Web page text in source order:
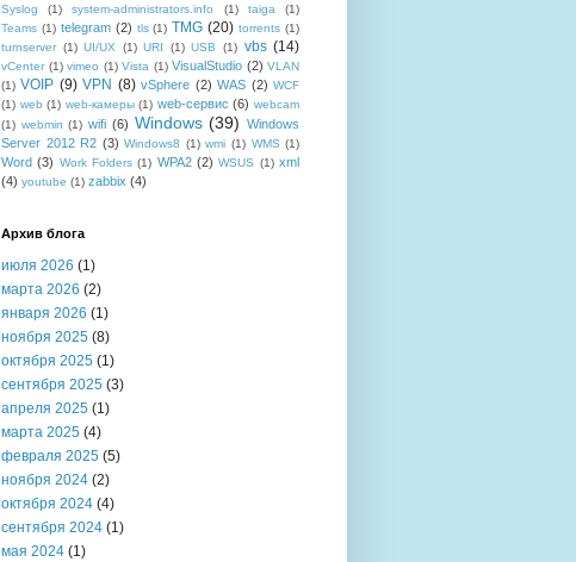
Syslog
(1) system-administrators.info (1) taiga
(1)
Teams (1) telegram (2) tls (1) TMG (20) torrents (1)
turnserver (1) UI/UX (1) URI (1) USB (1) vbs (14)
vCenter (1) vimeo (1) Vista (1) VisualStudio (2) VLAN
(1) VOIP (9) VPN (8) vSphere (2) WAS (2) WCF
(1) web (1) web-камеры (1) web-сервис (6) webcam
(1) webmin (1) wifi (6) Windows (39) Windows
Server 2012 R2 (3) Windows8 (1) wmi (1) WMS (1)
Word (3) Work Folders (1) WPA2 (2) WSUS (1) xml
(4) youtube (1) zabbix (4)
Архив блога
июля 2026 (1)
марта 2026 (2)
января 2026 (1)
ноября 2025 (8)
октября 2025 (1)
сентября 2025 (3)
апреля 2025 (1)
марта 2025 (4)
февраля 2025 (5)
ноября 2024 (2)
октября 2024 (4)
сентября 2024 (1)
мая 2024 (1)